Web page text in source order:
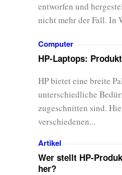
entworfen und
nicht mehr der Fall. In
Computer
HP-Laptops:
HP bietet eine breite
unterschiedliche
zugeschnitten sind.
verschiedenen...
Artikel
Wer stellt HP-
her?